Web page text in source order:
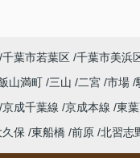
千葉市若葉区 千葉市美浜
山満町 三山 二宮 市場
京成千葉線 京成本線 東
保 東船橋 前原 北習志